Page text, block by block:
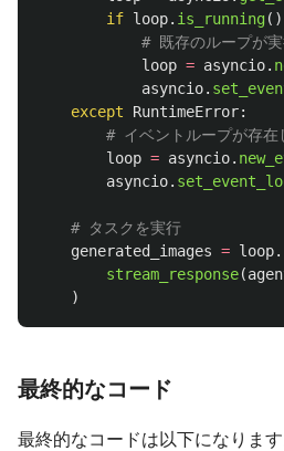
if loop. is_running
loop = asyncio.
asyncio.
except
RuntimeError:
loop = asyncio.
asyncio.
generated_images = loop.
stream_response(
)
最終的なコード
最終的なコードは以下になります